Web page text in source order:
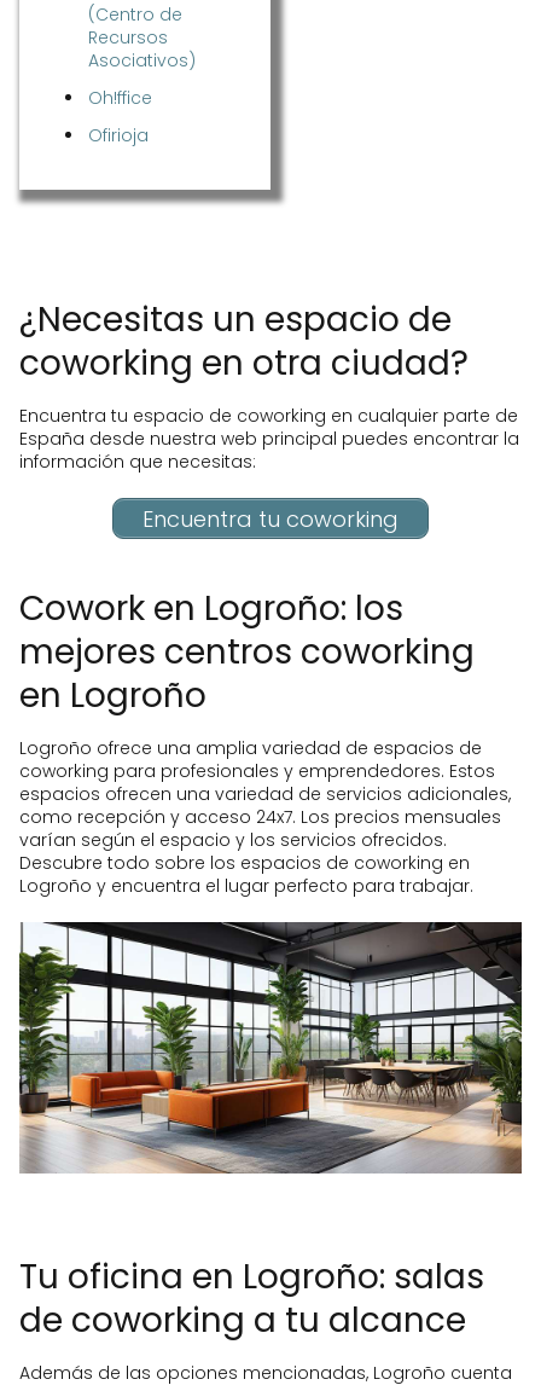
(Centro de
Recursos
Asociativos)
Oh!ffice
Ofirioja
¿Necesitas un espacio de
coworking en otra ciudad?
Encuentra tu espacio de coworking en cualquier parte de
España desde nuestra web principal puedes encontrar la
información que necesitas:
Encuentra tu coworking
Cowork en Logroño: los
mejores centros coworking
en Logroño
Logroño ofrece una amplia variedad de espacios de
coworking para profesionales y emprendedores. Estos
espacios ofrecen una variedad de servicios adicionales,
como recepción y acceso 24x7. Los precios mensuales
varían según el espacio y los servicios ofrecidos.
Descubre todo sobre los espacios de coworking en
Logroño y encuentra el lugar perfecto para trabajar.
Tu oficina en Logroño: salas
de coworking a tu alcance
Además de las opciones mencionadas, Logroño cuenta